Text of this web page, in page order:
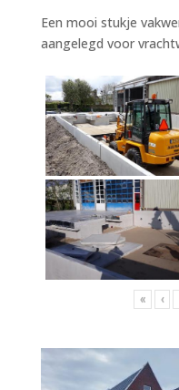
Een mooi stukje
aangelegd voor
« ‹